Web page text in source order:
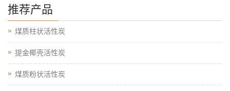
推荐产品
煤质柱状活性炭
提金椰壳活性炭
煤质粉状活性炭